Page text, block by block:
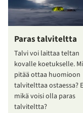
Paras talviteltta
Talvi voi laittaa teltan
kovalle koetukselle.
pitää ottaa huomioon
talvitelttaa ostaessa?
mikä voisi olla paras
talviteltta?